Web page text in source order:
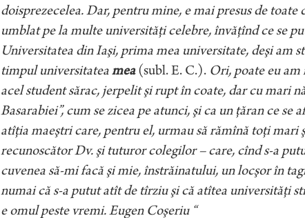
doisprezecelea. Dar, pentru mine, e mai presus de
umblat pe la multe universităţi celebre, învăţînd ce se
Universitatea din Iaşi, prima mea universitate, deşi am
timpul universitateamea(subl. E. C.).Ori, poate eu am
acel student sărac, jerpelit şi rupt în coate, dar cu mari
Basarabiei”, cum se zicea pe atunci, şi ca un ţăran ce
atîţia maeştri care, pentru el, urmau să rămînă toţi mari
recunoscător Dv. şi tuturor colegilor – care, cînd s-a
cuvenea să-mi facă şi mie, înstrăinatului, un locşor în
numai că s-a putut atît de tîrziu şi că atîtea universităţi
e omul peste vremi. Eugen Coşeriu “